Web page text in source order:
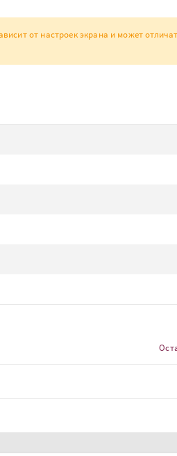
от настроек экрана и может